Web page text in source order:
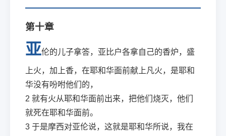
第十章
亚伦的儿子拿答，亚比户各拿自己的香炉，盛
上火，加上香，在耶和华面前献上凡火，是耶和
华没有吩咐他们的，
2 就有火从耶和华面前出来，把他们烧灭，他们
就死在耶和华面前。
3 于是摩西对亚伦说，这就是耶和华所说，我在